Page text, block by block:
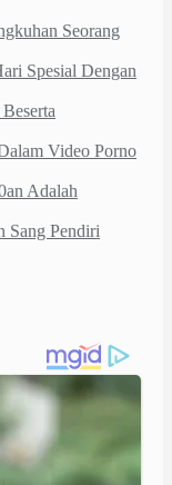
Seorang
Spesial Dengan
Video Porno
Adalah
Sang Pendiri